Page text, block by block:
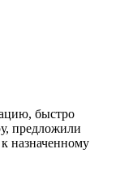
быстро
предложили
назначенному